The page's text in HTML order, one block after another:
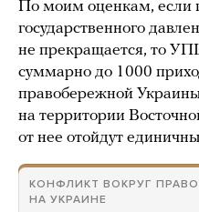
По моим оценкам, если
государственного
не прекращается, то
суммарно до 1000
правобережной
на территории
от нее отойдут
КОНФЛИКТ ВОКРУГ
НА УКРАИНЕ